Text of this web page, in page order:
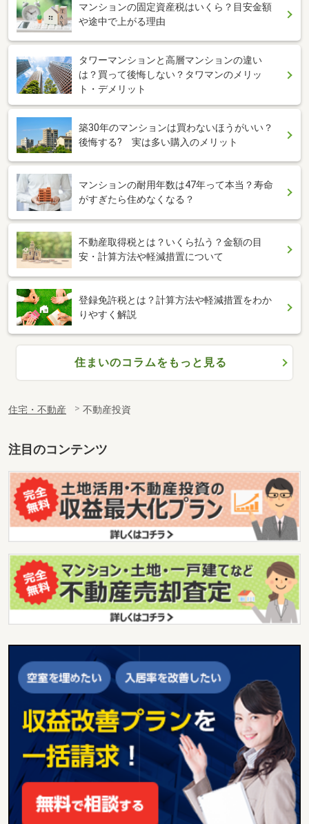
マンションの固定資産税はいくら？目安金額
や途中で上がる理由
タワーマンションと高層マンションの違い
は？買って後悔しない？タワマンのメリッ
ト・デメリット
築30年のマンションは買わないほうがいい？
後悔する? 実は多い購入のメリット
マンションの耐用年数は47年って本当？寿命
がすぎたら住めなくなる？
不動産取得税とは？いくら払う？金額の目
安・計算方法や軽減措置について
登録免許税とは？計算方法や軽減措置をわか
りやすく解説
住まいのコラムをもっと見る
住宅・不動産 不動産投資
注目のコンテンツ